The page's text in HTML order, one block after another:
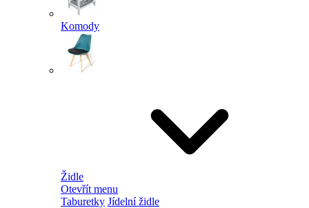
Komody
Židle
Otevřít menu
Taburetky Jídelní židle